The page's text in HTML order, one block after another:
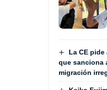
La CE
que sanciona
migración